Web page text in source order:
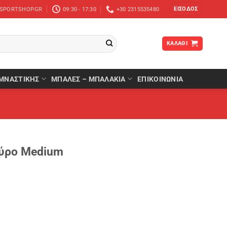
09:30 - 17:30 +30 2315535480 ΕΊΣΟΔΟΣ
ΚΑΛΆΘΙ
ΜΠΆΛΕΣ – ΜΠΑΛΆΚΙΑ ΕΠΙΚΟΙΝΩΝΙΑ
Medium